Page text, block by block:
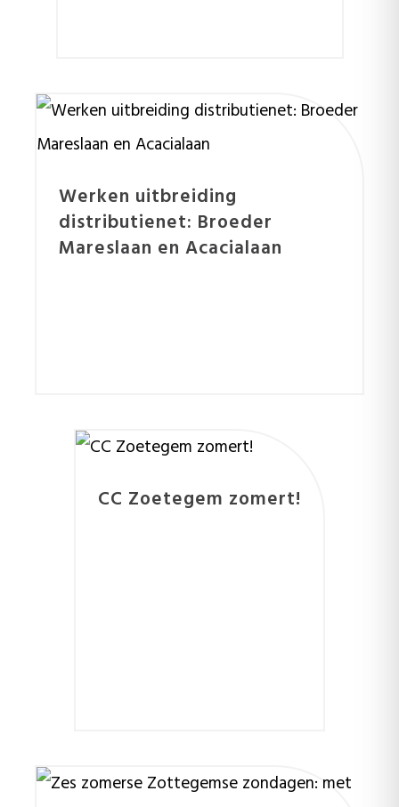
Werken uitbreiding
distributienet: Broeder
Mareslaan en Acacialaan
CC Zoetegem zomert!